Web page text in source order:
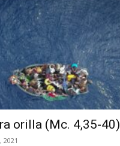
orilla (Mc. 4,35-40)
2021